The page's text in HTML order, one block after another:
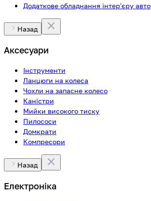
Додаткове обладнання інтер'єру авто
Назад
Аксесуари
Інструменти
Ланцюги на колеса
Чохли на запасне колесо
Каністри
Мийки високого тиску
Пилососи
Домкрати
Компресори
Назад
Електроніка